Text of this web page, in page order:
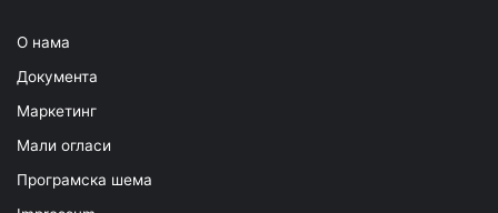
О нама
Документа
Маркетинг
Мали огласи
Програмска шема